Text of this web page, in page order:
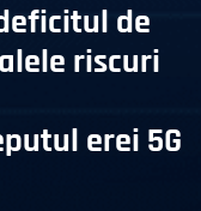
de
riscuri
erei 5G